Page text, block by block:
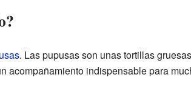
. Las pupusas son unas tortillas
acompañamiento indispensable para